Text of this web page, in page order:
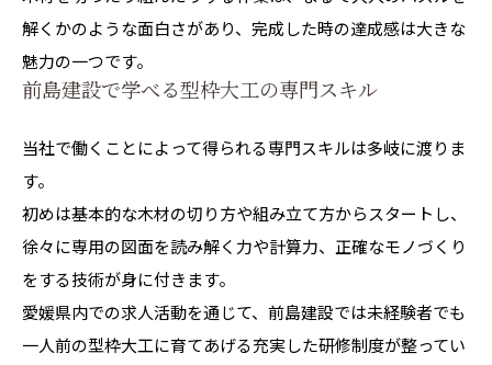
解くかのような面白さがあり、完成した時の達成感は大きな
魅力の一つです。
前島建設で学べる型枠大工の専門スキル
当社で働くことによって得られる専門スキルは多岐に渡りま
す。
初めは基本的な木材の切り方や組み立て方からスタートし、
徐々に専用の図面を読み解く力や計算力、正確なモノづくり
をする技術が身に付きます。
愛媛県内での求人活動を通じて、前島建設では未経験者でも
一人前の型枠大工に育てあげる充実した研修制度が整ってい